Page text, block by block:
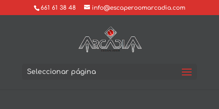
661 61 38 48 info@escaperoomarcadia.com
Seleccionar página